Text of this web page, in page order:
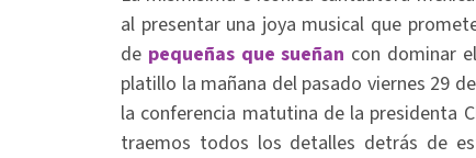
al presentar una joya musical que
de pequeñas que sueñan con dominar
platillo la mañana del pasado viernes 29
la conferencia matutina de la presidenta
traemos todos los detalles detrás de